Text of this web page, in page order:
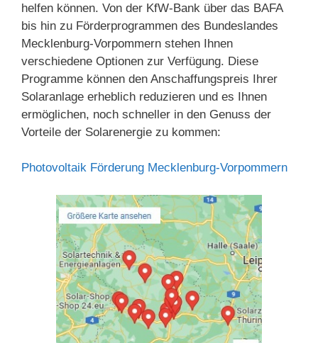
helfen können. Von der KfW-Bank über das BAFA
bis hin zu Förderprogrammen des Bundeslandes
Mecklenburg-Vorpommern stehen Ihnen
verschiedene Optionen zur Verfügung. Diese
Programme können den Anschaffungspreis Ihrer
Solaranlage erheblich reduzieren und es Ihnen
ermöglichen, noch schneller in den Genuss der
Vorteile der Solarenergie zu kommen:
Photovoltaik Förderung Mecklenburg-Vorpommern